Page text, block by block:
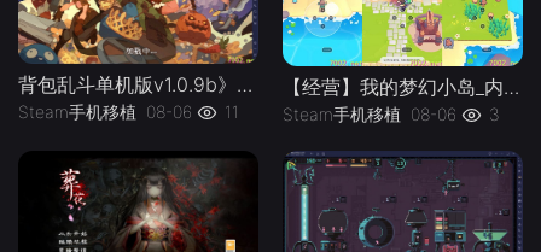
背包乱斗单机版v1.0.9b》[完整版]Steam移植
Steam手机移植 08-06 11
【经营】我的梦幻小岛_内置作弊菜单」-手机移植版下载-.均亲测可玩
Steam手机移植 08-06 3